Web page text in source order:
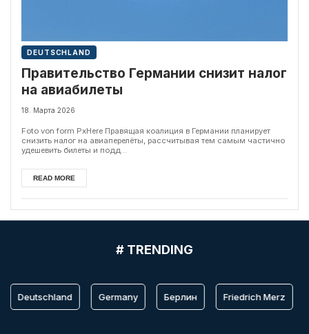
DEUTSCHLAND
Правительство Германии снизит налог
на авиабилеты
18. Марта 2026
Foto von form PxHere Правящая коалиция в Германии планирует
снизить налог на авиаперелёты, рассчитывая тем самым частично
удешевить билеты и подд...
READ MORE
# TRENDING
Deutschland Germany Берлин Friedrich Merz